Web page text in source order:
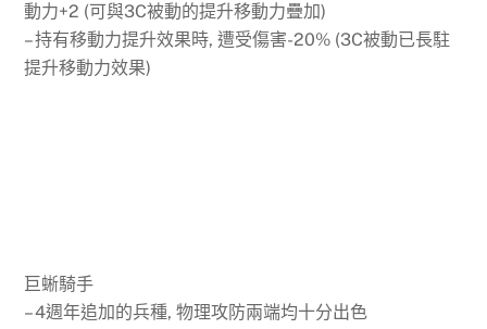
動力+2 (可與3C被動的提升移動力疊加)
– 持有移動力提升效果時, 遭受傷害-20% (3C被動已長駐
提升移動力效果)
巨蜥騎手
– 4週年追加的兵種, 物理攻防兩端均十分出色